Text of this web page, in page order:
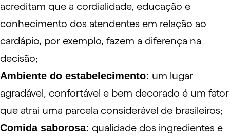
acreditam que a cordialidade, educação e
conhecimento dos atendentes em relação ao
cardápio, por exemplo, fazem a diferença na
decisão;
Ambiente do estabelecimento: um lugar
agradável, confortável e bem decorado é um fator
que atrai uma parcela considerável de brasileiros;
Comida saborosa: qualidade dos ingredientes e